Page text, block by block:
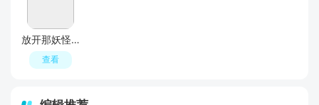
放开那妖怪手游官方版
查看